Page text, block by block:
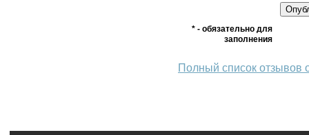
* - обязательно для
заполнения
Полный список отзывов